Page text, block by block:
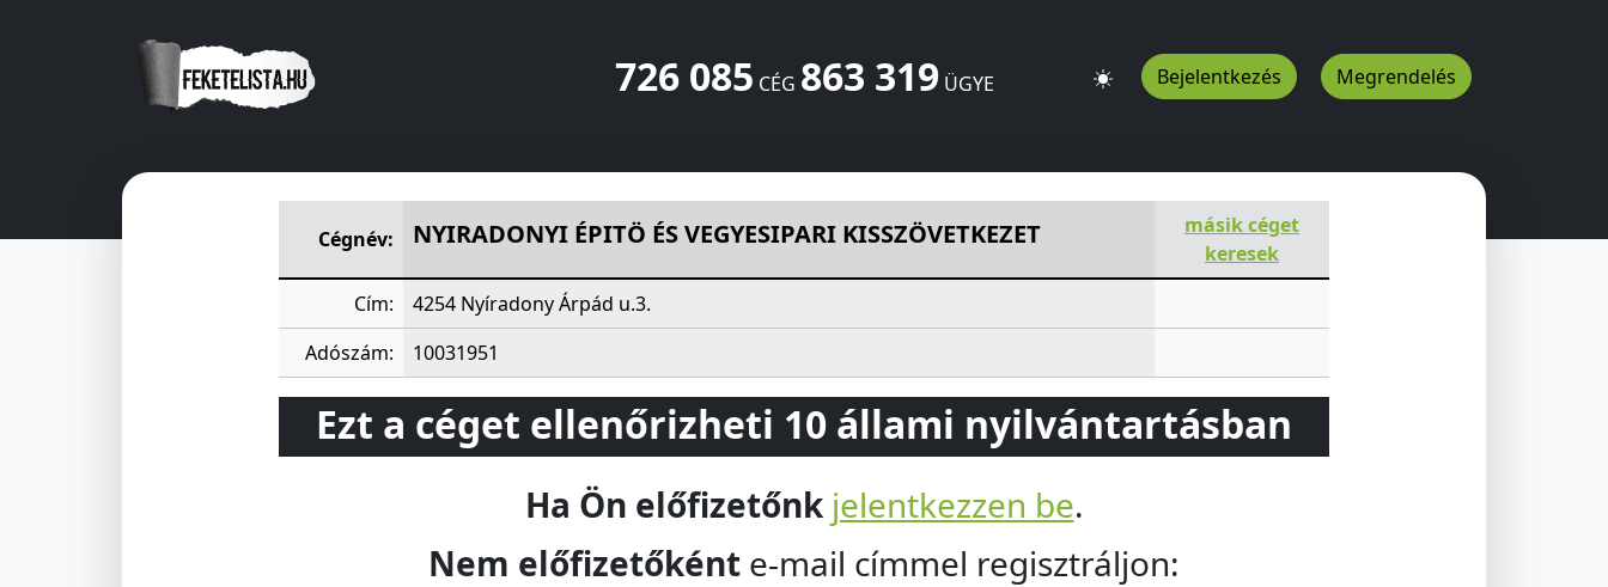
726 085 CÉG 863 319ÜGYE Bejelentkezés Megrendelés
Cégnév:
NYIRADONYI ÉPITÖ ÉS VEGYESIPARI KISSZÖVETKEZET
másik céget
keresek
Cím:
4254 Nyíradony Árpád u.3.
Adószám:
10031951
Ezt a céget ellenőrizheti 10 állami nyilvántartásban
Ha Ön előfizetőnk jelentkezzen be.
Nem előfizetőként e-mail címmel regisztráljon: